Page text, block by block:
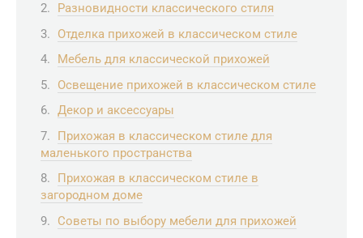
Разновидности классического стиля
Отделка прихожей в классическом стиле
Мебель для классической прихожей
Освещение прихожей в классическом стиле
Декор и аксессуары
Прихожая в классическом стиле для
маленького пространства
Прихожая в классическом стиле в
загородном доме
Советы по выбору мебели для прихожей